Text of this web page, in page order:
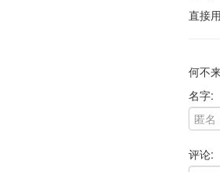
直接
何不
名字:
评论: